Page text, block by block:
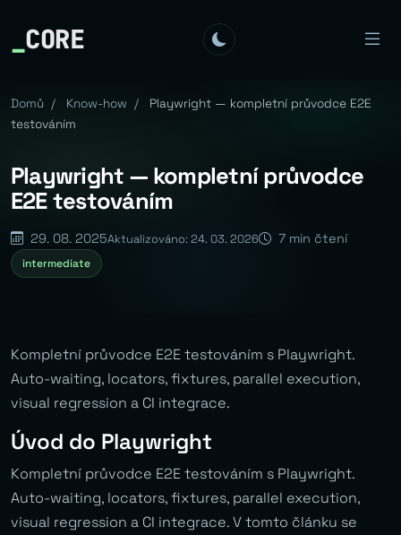
_CORE
Domů / Know-how /
Playwright — kompletní průvodce E2E
testováním
Playwright — kompletní průvodce
E2E testováním
29. 08. 2025Aktualizováno: 24. 03. 2026 7 min čtení
intermediate
Kompletní průvodce E2E testováním s Playwright.
Auto-waiting, locators, fixtures, parallel execution,
visual regression a CI integrace.
Úvod do Playwright
Kompletní průvodce E2E testováním s Playwright.
Auto-waiting, locators, fixtures, parallel execution,
visual regression a CI integrace. V tomto článku se